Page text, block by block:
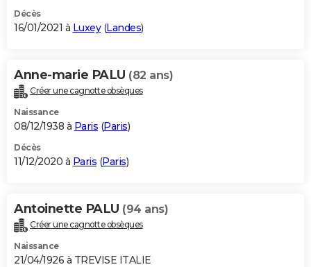
Décès
16/01/2021 à Luxey(Landes)
Anne-marie PALU (82 ans)
Créer une cagnotte obsèques
Naissance
08/12/1938 à Paris (Paris)
Décès
11/12/2020 à Paris (Paris)
Antoinette PALU (94 ans)
Créer une cagnotte obsèques
Naissance
21/04/1926 à TREVISE ITALIE